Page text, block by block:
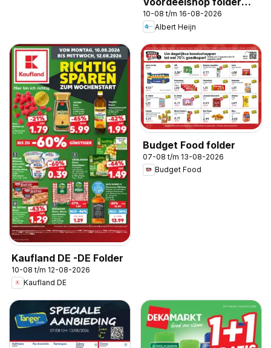
week 33
10-08 t/m 16-08-2026
Albert Heijn
Kaufland DE -DE Folder
10-08 t/m 12-08-2026
Kaufland DE
Budget Food folder
07-08 t/m 13-08-2026
Budget Food